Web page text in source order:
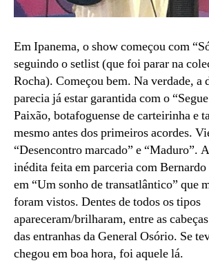
Em Ipanema, o show começou com
seguindo o setlist (que foi parar na
Rocha). Começou bem. Na verdade, a
parecia já estar garantida com o
Paixão, botafoguense de carteirinha e
mesmo antes dos primeiros acordes.
“Desencontro marcado” e “Maduro”.
inédita feita em parceria com
em “Um sonho de transatlântico” que
foram vistos. Dentes de todos os tipos
apareceram/brilharam, entre as
das entranhas da General Osório. Se
chegou em boa hora, foi aquele lá.